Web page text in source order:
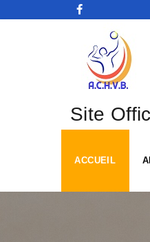
Site
ACCUEIL